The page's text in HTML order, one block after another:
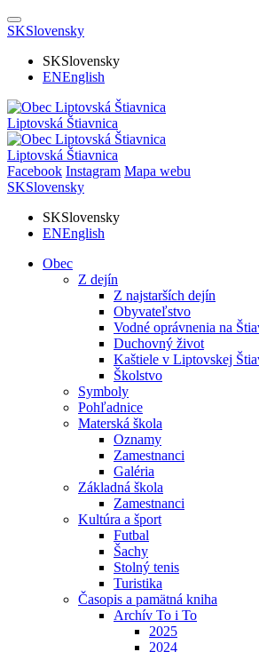
SKSlovensky
SKSlovensky
ENEnglish
Liptovská Štiavnica
Liptovská Štiavnica
Facebook Instagram Mapa webu
SKSlovensky
SKSlovensky
ENEnglish
Obec
Z dejín
Z najstarších dejín
Obyvateľstvo
Vodné oprávnenia na
Duchovný život
Kaštiele v Liptovskej
Školstvo
Symboly
Pohľadnice
Materská škola
Oznamy
Zamestnanci
Galéria
Základná škola
Zamestnanci
Kultúra a šport
Futbal
Šachy
Stolný tenis
Turistika
Časopis a pamätná kniha
Archív To i To
2025
2024